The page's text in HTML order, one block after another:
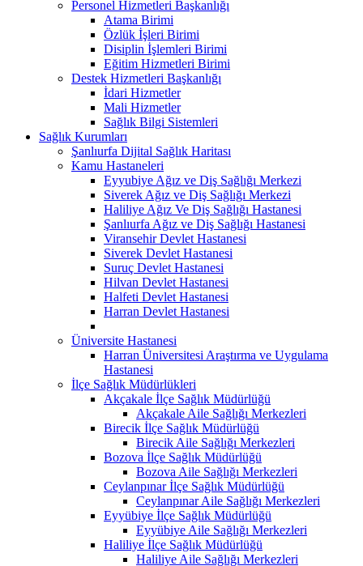
Personel Hizmetleri Başkanlığı
Atama Birimi
Özlük İşleri Birimi
Disiplin İşlemleri Birimi
Eğitim Hizmetleri Birimi
Destek Hizmetleri Başkanlığı
İdari Hizmetler
Mali Hizmetler
Sağlık Bilgi Sistemleri
Sağlık Kurumları
Şanlıurfa Dijital Sağlık Haritası
Kamu Hastaneleri
Eyyubiye Ağız ve Diş Sağlığı Merkezi
Siverek Ağız ve Diş Sağlığı Merkezi
Haliliye Ağız Ve Diş Sağlığı Hastanesi
Şanlıurfa Ağız ve Diş Sağlığı Hastanesi
Viransehir Devlet Hastanesi
Siverek Devlet Hastanesi
Suruç Devlet Hastanesi
Hilvan Devlet Hastanesi
Halfeti Devlet Hastanesi
Harran Devlet Hastanesi
Üniversite Hastanesi
Harran Üniversitesi Araştırma ve Uygulama
Hastanesi
İlçe Sağlık Müdürlükleri
Akçakale İlçe Sağlık Müdürlüğü
Akçakale Aile Sağlığı Merkezleri
Birecik İlçe Sağlık Müdürlüğü
Birecik Aile Sağlığı Merkezleri
Bozova İlçe Sağlık Müdürlüğü
Bozova Aile Sağlığı Merkezleri
Ceylanpınar İlçe Sağlık Müdürlüğü
Ceylanpınar Aile Sağlığı Merkezleri
Eyyübiye İlçe Sağlık Müdürlüğü
Eyyübiye Aile Sağlığı Merkezleri
Haliliye İlçe Sağlık Müdürlüğü
Haliliye Aile Sağlığı Merkezleri